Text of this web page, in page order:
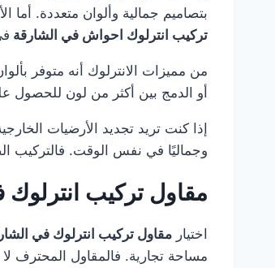
بتصاميم جمالية وألوان متعددة.
تركيب انترلوك احواش في الشارقة
من مميزات الانترلوك أنه متوفر
أو الدمج بين أكثر من لون للحصول
إذا كنت تريد تجديد الأرضيات
وجماليًا في نفس الوقت. فالتركيب
مقاول تركيب
اختيار مقاول تركيب انترلوك في
مساحة تجارية. فالمقاول المحترف